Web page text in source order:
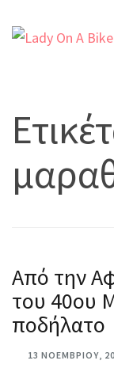
Από την
του 40ου
ποδήλατο
13 ΝΟΕΜΒΡΊΟΥ,